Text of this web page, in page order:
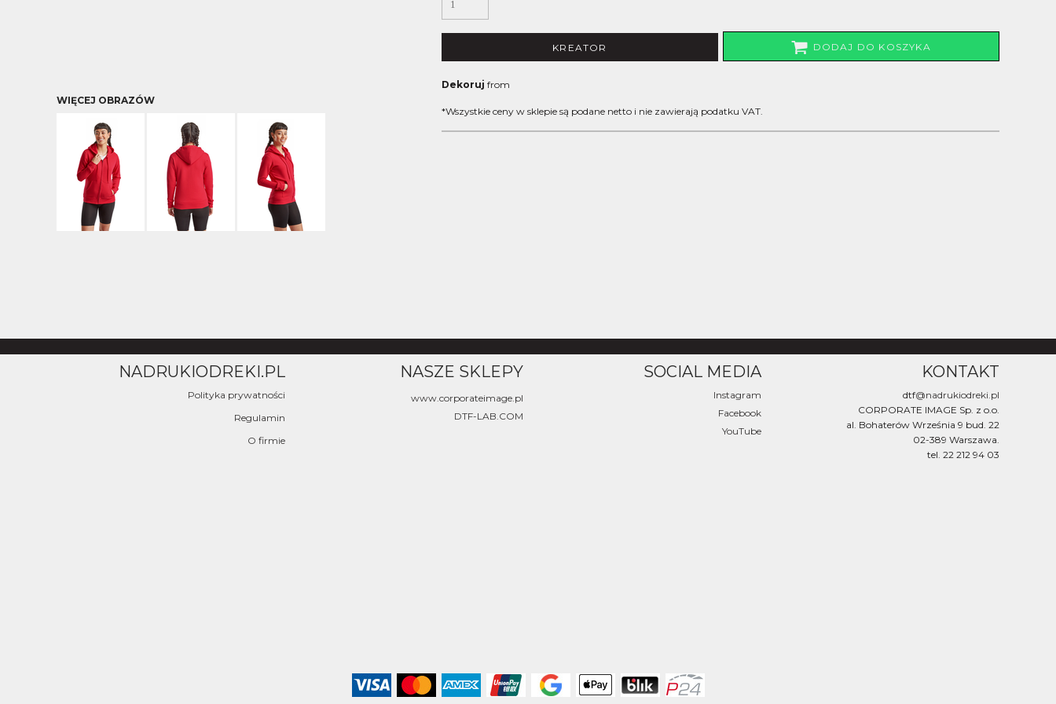
WIĘCEJ OBRAZÓW
KREATOR DODAJ DO KOSZYKA
Dekoruj from
*Wszystkie ceny w sklepie są podane netto i nie zawierają podatku VAT.
NADRUKIODREKI.PL
Polityka prywatności
Regulamin
O firmie
NASZE SKLEPY
www.corporateimage.pl
DTF-LAB.COM
SOCIAL MEDIA
Instagram
Facebook
YouTube
KONTAKT
dtf@nadrukiodreki.pl
CORPORATE IMAGE Sp. z o.o.
al. Bohaterów Września 9 bud. 22
02-389 Warszawa.
tel. 22 212 94 03